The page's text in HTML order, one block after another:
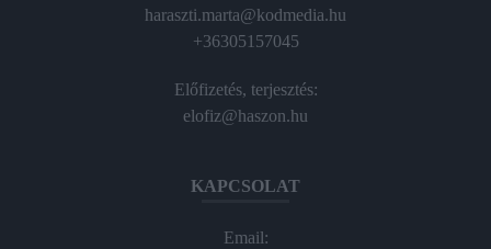
haraszti.marta@kodmedia.hu
+36305157045
Előfizetés, terjesztés:
elofiz@haszon.hu
KAPCSOLAT
Email: